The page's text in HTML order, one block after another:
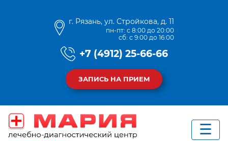
г. Рязань, ул. Стройкова, д. 11
пн-пт: с 8:00 до 20:00
сб: с 9:00 до 16:00
+7 (4912) 25-66-66
ЗАПИСЬ НА ПРИЕМ